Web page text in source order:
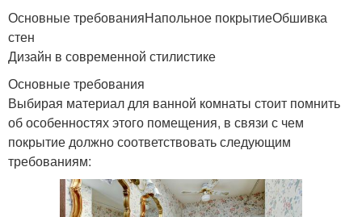
Основные требованияНапольное покрытиеОбшивка
стен
Дизайн в современной стилистике
Основные требования
Выбирая материал для ванной комнаты стоит помнить
об особенностях этого помещения, в связи с чем
покрытие должно соответствовать следующим
требованиям: